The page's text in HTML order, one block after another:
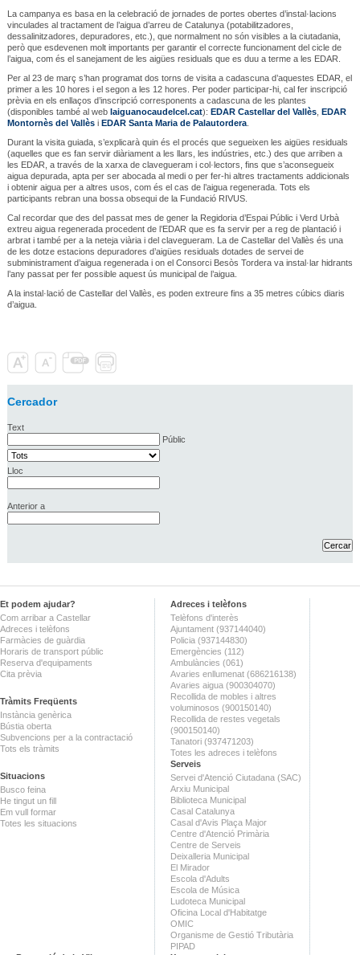
La campanya es basa en la celebració de jornades de portes obertes d’instal·lacions
vinculades al tractament de l’aigua d’arreu de Catalunya (potabilitzadores,
dessalinitzadores, depuradores, etc.), que normalment no són visibles a la ciutadania,
però que esdevenen molt importants per garantir el correcte funcionament del cicle de
l’aigua, com és el sanejament de les aigües residuals que es duu a terme a les EDAR.
Per al 23 de març s’han programat dos torns de visita a cadascuna d’aquestes EDAR, el
primer a les 10 hores i el segon a les 12 hores. Per poder participar-hi, cal fer inscripció
prèvia en els enllaços d’inscripció corresponents a cadascuna de les plantes
(disponibles també al web laiguanocaudelcel.cat): EDAR Castellar del Vallès, EDAR
Montornès del Vallèsi EDAR Santa Maria de Palautordera.
Durant la visita guiada, s’explicarà quin és el procés que segueixen les aigües residuals
(aquelles que es fan servir diàriament a les llars, les indústries, etc.) des que arriben a
les EDAR, a través de la xarxa de clavegueram i col·lectors, fins que s’aconsegueix
aigua depurada, apta per ser abocada al medi o per fer-hi altres tractaments addicionals
i obtenir aigua per a altres usos, com és el cas de l’aigua regenerada. Tots els
participants rebran una bossa obsequi de la Fundació RIVUS.
Cal recordar que des del passat mes de gener la Regidoria d’Espai Públic i Verd Urbà
extreu aigua regenerada procedent de l’EDAR que es fa servir per a reg de plantació i
arbrat i també per a la neteja viària i del clavegueram. La de Castellar del Vallès és una
de les dotze estacions depuradores d’aigües residuals dotades de servei de
subministrament d’aigua regenerada i on el Consorci Besòs Tordera va instal·lar hidrants
l’any passat per fer possible aquest ús municipal de l’aigua.
A la instal·lació de Castellar del Vallès, es poden extreure fins a 35 metres cúbics diaris
d’aigua.
Cercador
Text
Públic
Lloc
Anterior a
Et podem ajudar?
Com arribar a Castellar
Adreces i telèfons
Farmàcies de guàrdia
Horaris de transport públic
Reserva d'equipaments
Cita prèvia
Tràmits Freqüents
Instància genèrica
Bústia oberta
Subvencions per a la contractació
Tots els tràmits
Situacions
Busco feina
He tingut un fill
Em vull formar
Totes les situacions
Adreces i telèfons
Telèfons d'interès
Ajuntament (937144040)
Policia (937144830)
Emergències (112)
Ambulàncies (061)
Avaries enllumenat (686216138)
Avaries aigua (900304070)
Recollida de mobles i altres
voluminosos (900150140)
Recollida de restes vegetals
(900150140)
Tanatori (937471203)
Totes les adreces i telèfons
Serveis
Servei d'Atenció Ciutadana (SAC)
Arxiu Municipal
Biblioteca Municipal
Casal Catalunya
Casal d'Avis Plaça Major
Centre d'Atenció Primària
Centre de Serveis
Deixalleria Municipal
El Mirador
Escola d'Adults
Escola de Música
Ludoteca Municipal
Oficina Local d'Habitatge
OMIC
Organisme de Gestió Tributària
PIPAD